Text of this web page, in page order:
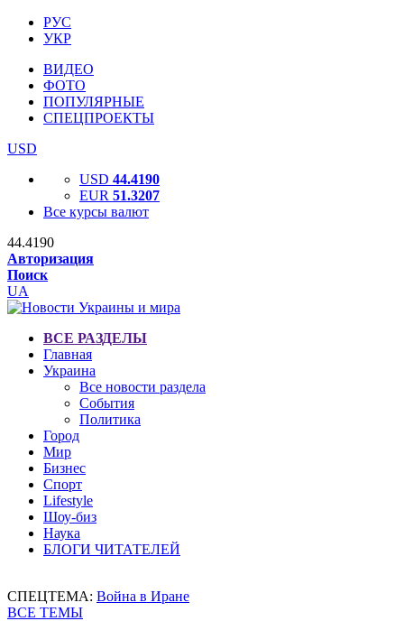
РУС
УКР
ВИДЕО
ФОТО
ПОПУЛЯРНЫЕ
СПЕЦПРОЕКТЫ
USD
USD 44.4190
EUR 51.3207
Все курсы валют
44.4190
Авторизация
Поиск
UA
ВСЕ РАЗДЕЛЫ
Главная
Украина
Все новости раздела
События
Политика
Город
Мир
Бизнес
Спорт
Lifestyle
Шоу-биз
Наука
БЛОГИ ЧИТАТЕЛЕЙ
СПЕЦТЕМА: Война в Иране
ВСЕ ТЕМЫ